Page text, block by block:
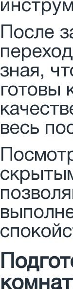
После
зная,
готовы
весь